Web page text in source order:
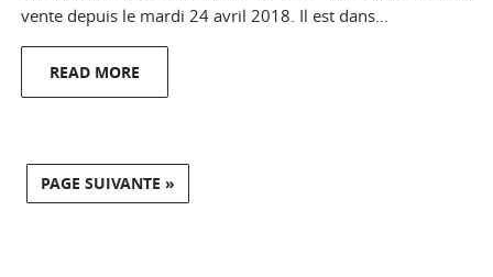
vente depuis le mardi 24 avril 2018. Il est dans…
READ MORE
PAGE SUIVANTE »